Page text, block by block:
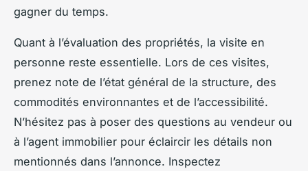
gagner du temps.
Quant à l’évaluation des propriétés, la visite en
personne reste essentielle. Lors de ces visites,
prenez note de l’état général de la structure, des
commodités environnantes et de l’accessibilité.
N’hésitez pas à poser des questions au vendeur ou
à l’agent immobilier pour éclaircir les détails non
mentionnés dans l’annonce. Inspectez